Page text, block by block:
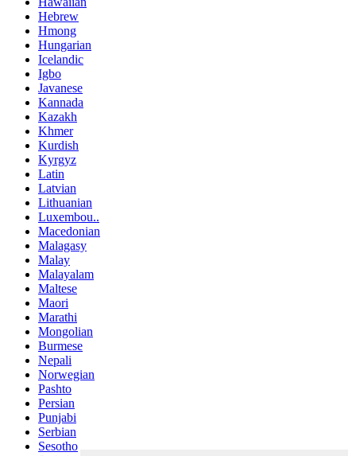
Hebrew
Hmong
Hungarian
Icelandic
Igbo
Javanese
Kannada
Kazakh
Khmer
Kurdish
Kyrgyz
Latin
Latvian
Lithuanian
Luxembou..
Macedonian
Malagasy
Malay
Malayalam
Maltese
Maori
Marathi
Mongolian
Burmese
Nepali
Norwegian
Pashto
Persian
Punjabi
Serbian
Sesotho